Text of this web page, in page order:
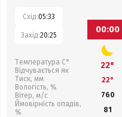
Схід:05:33
Захід:20:25
Температура С°
Відчувається як
Тиск, мм
Вологість, %
Вітер, м/с
Ймовірність опадів,
%
00:00
22°
22°
760
81